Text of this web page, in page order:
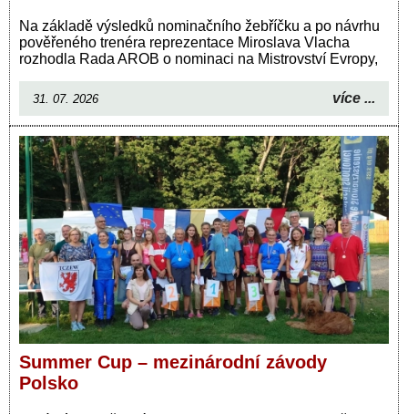
Na základě výsledků nominačního žebříčku a po návrhu
pověřeného trenéra reprezentace Miroslava Vlacha
rozhodla Rada AROB o nominaci na Mistrovství Evropy,
31. 07. 2026 více ...
Summer Cup – mezinárodní závody
Polsko